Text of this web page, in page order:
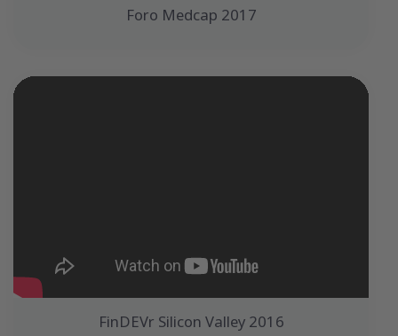
Foro Medcap 2017
FinDEVr Silicon Valley 2016